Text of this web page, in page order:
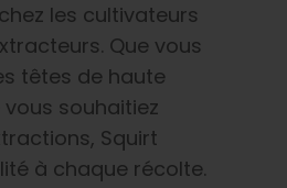
les cultivateurs
Que vous
têtes de haute
souhaitiez
Squirt
à chaque récolte.